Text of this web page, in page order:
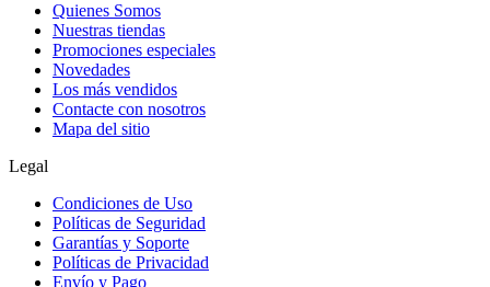
Quienes Somos
Nuestras tiendas
Promociones especiales
Novedades
Los más vendidos
Contacte con nosotros
Mapa del sitio
Legal
Condiciones de Uso
Políticas de Seguridad
Garantías y Soporte
Políticas de Privacidad
Envío y Pago